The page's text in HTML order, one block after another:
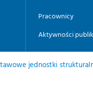
Pracownicy
Aktywności
jednostki